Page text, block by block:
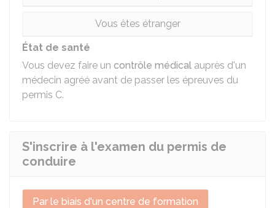
Vous êtes étranger
État de santé
Vous devez faire un contrôle médical auprès d'un
médecin agréé avant de passer les épreuves du
permis C.
S'inscrire à l'examen du permis de
conduire
Par le biais d'un centre de formation